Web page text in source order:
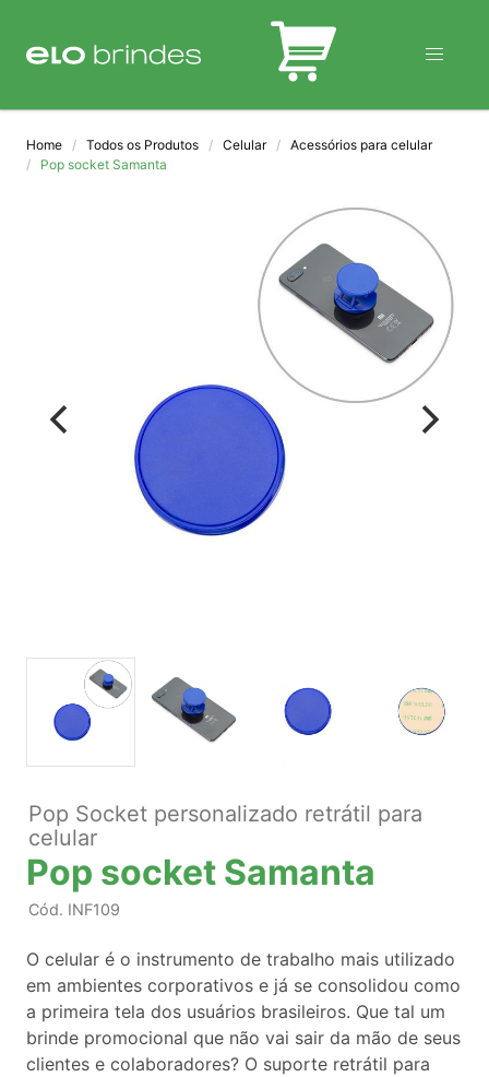
BLOG
Home Todos os Produtos Celular
Acessórios para celular
Pop socket Samanta
Pop Socket personalizado retrátil para
celular
Pop socket Samanta
Cód. INF109
O celular é o instrumento de trabalho mais utilizado
em ambientes corporativos e já se consolidou como
a primeira tela dos usuários brasileiros. Que tal um
brinde promocional que não vai sair da mão de seus
clientes e colaboradores? O suporte retrátil para